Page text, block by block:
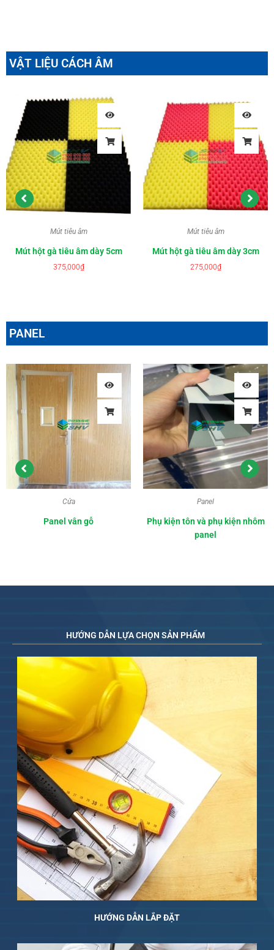
VẬT LIỆU CÁCH ÂM
Mút tiêu âm
Mút hột gà tiêu âm dày 5cm
375,000₫
Mút tiêu âm
Mút hột gà tiêu âm dày 3cm
275,000₫
PANEL
Cửa
Panel vân gỗ
Panel
Phụ kiện tôn và phụ kiện nhôm
panel
HƯỚNG DẪN LỰA CHỌN SẢN PHẨM
HƯỚNG DẪN LẮP ĐẶT